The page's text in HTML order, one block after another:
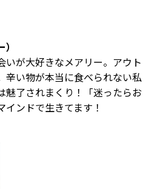
いが大好きなメアリー。アウト
辛い物が本当に食べられない私
魅了されまくり！「迷ったらお
ンドで生きてます！